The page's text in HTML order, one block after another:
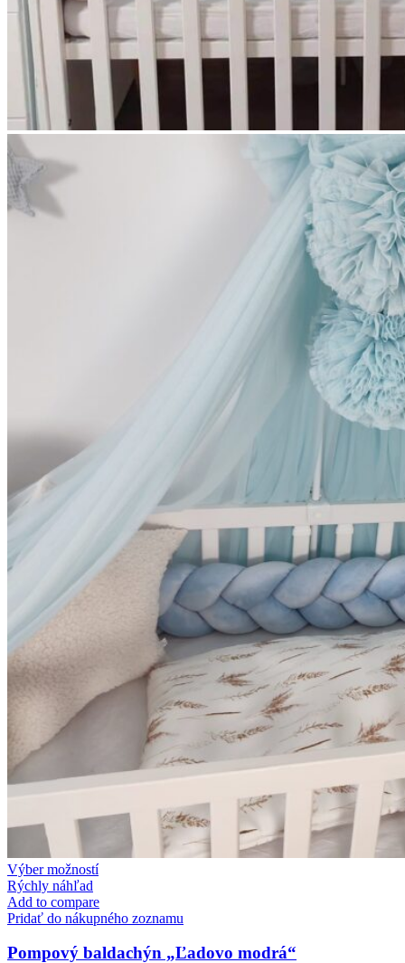
Výber možnostíThis
has
multiple
The
Rýchly náhľad
Add to compare
Pridať do nákupného zoznamu
Pompový baldachýn „Ľadovo modrá“